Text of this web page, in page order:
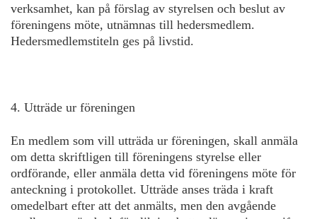
verksamhet, kan på förslag av styrelsen och beslut av
föreningens möte, utnämnas till hedersmedlem.
Hedersmedlemstiteln ges på livstid.
4. Utträde ur föreningen
En medlem som vill utträda ur föreningen, skall anmäla
om detta skriftligen till föreningens styrelse eller
ordförande, eller anmäla detta vid föreningens möte för
anteckning i protokollet. Utträde anses träda i kraft
omedelbart efter att det anmälts, men den avgående